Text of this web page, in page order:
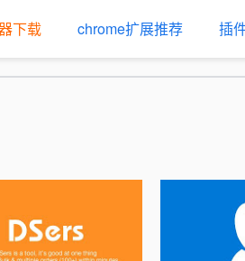
下载 chrome扩展推荐 插